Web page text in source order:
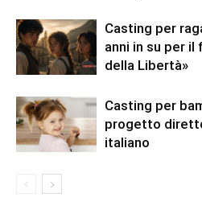
Casting per
anni in su per
della Libertà»
Casting per
progetto
italiano